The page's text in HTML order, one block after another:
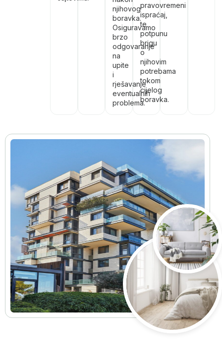
njihovog
boravka.
Osiguravamo
brzo
odgovaranje
na
upite
i
rješavanje
eventualnih
problema.
pravovremeni
ispraćaj,
te
potpunu
brigu
o
njihovim
potrebama
tokom
cijelog
boravka.